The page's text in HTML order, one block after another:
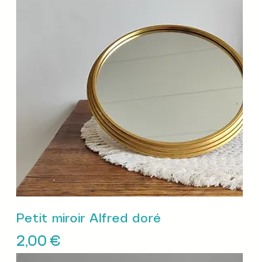
Petit miroir Alfred doré
Prix
2,00 €